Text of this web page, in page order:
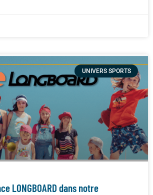
UNIVERS SPORTS
LONGBOARD dans notre